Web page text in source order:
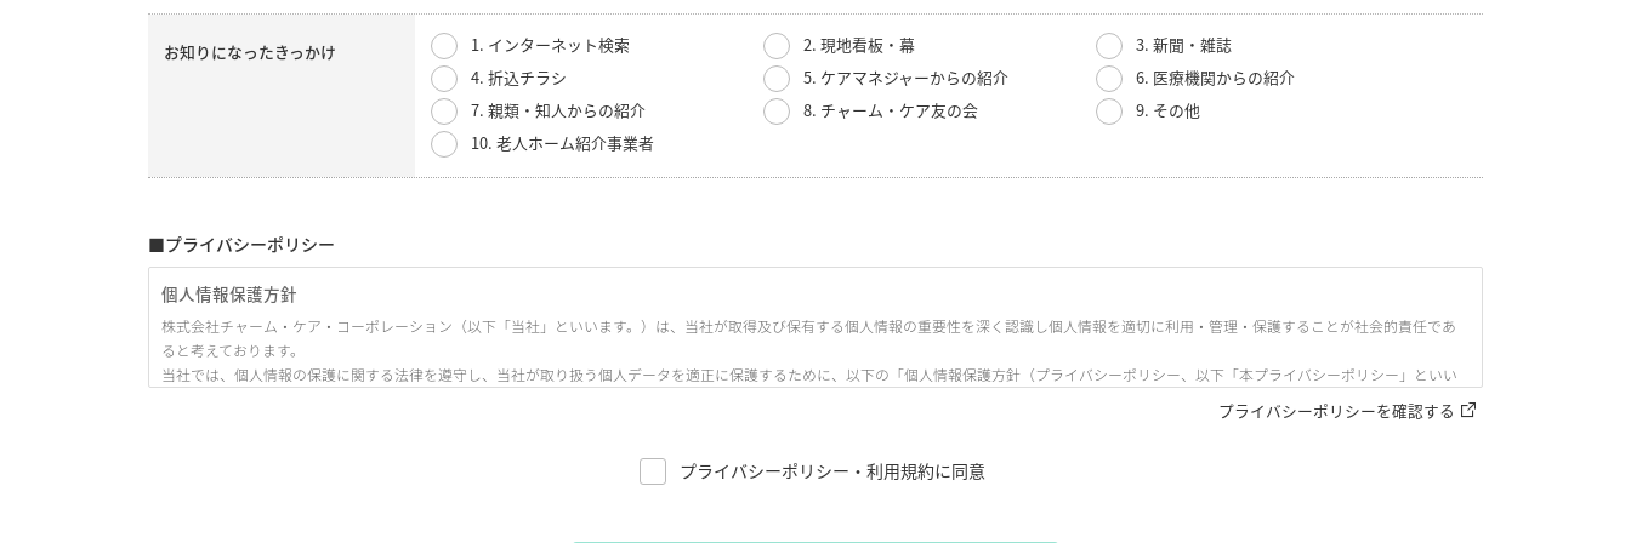
お知りになったきっかけ 1. インターネット検索 2. 現地看板・幕
3. 新聞・雑誌
4. 折込チラシ
5. ケアマネジャーからの紹介
6. 医療機関からの紹介
7. 親類・知人からの紹介
8. チャーム・ケア友の会
9. その他
10. 老人ホーム紹介事業者
■プライバシーポリシー
個人情報保護方針
株式会社チャーム・ケア・コーポレーション（以下「当社」といいます。）は、当社が取得及び保有する個人情報の重要性を深く認識し個人情報を適切に利用・管理・保護することが社会的責任であ
ると考えております。
当社では、個人情報の保護に関する法律を遵守し、当社が取り扱う個人データを適正に保護するために、以下の「個人情報保護方針（プライバシーポリシー、以下「本プライバシーポリシー」といい
プライバシーポリシーを確認する
プライバシーポリシー・利用規約に同意